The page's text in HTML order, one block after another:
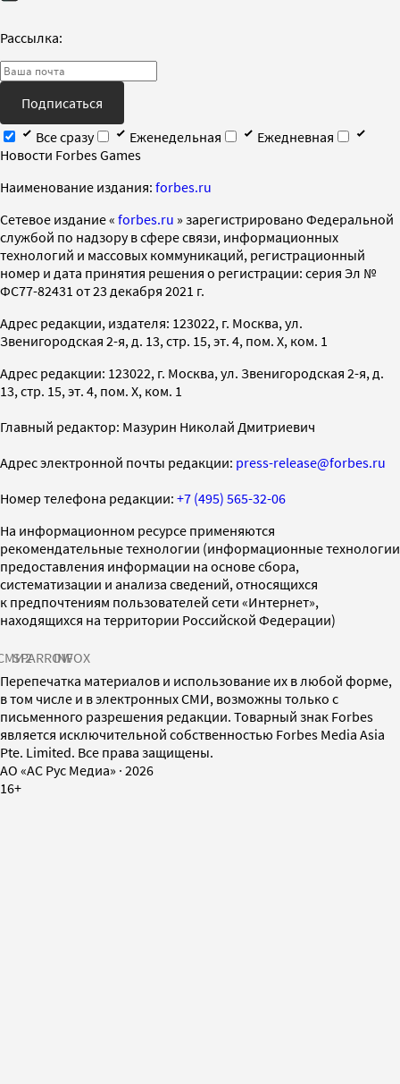
Рассылка:
Подписаться
Все сразу
Еженедельная
Ежедневная
Новости Forbes Games
Наименование издания: forbes.ru
Cетевое издание « forbes.ru » зарегистрировано Федеральной
службой по надзору в сфере связи, информационных
технологий и массовых коммуникаций, регистрационный
номер и дата принятия решения о регистрации: серия Эл №
ФС77-82431 от 23 декабря 2021 г.
Адрес редакции, издателя: 123022, г. Москва, ул.
Звенигородская 2-я, д. 13, стр. 15, эт. 4, пом. X, ком. 1
Адрес редакции: 123022, г. Москва, ул. Звенигородская 2-я, д.
13, стр. 15, эт. 4, пом. X, ком. 1
Главный редактор: Мазурин Николай Дмитриевич
Адрес электронной почты редакции: press-release@forbes.ru
Номер телефона редакции: +7 (495) 565-32-06
На информационном ресурсе применяются
рекомендательные технологии (информационные технологии
предоставления информации на основе сбора,
систематизации и анализа сведений, относящихся
к предпочтениям пользователей сети «Интернет»,
находящихся на территории Российской Федерации)
SPARROWINFOX
Перепечатка материалов и использование их в любой форме,
в том числе и в электронных СМИ, возможны только с
письменного разрешения редакции. Товарный знак Forbes
является исключительной собственностью Forbes Media Asia
Pte. Limited. Все права защищены.
AO «АС Рус Медиа» · 2026
16+